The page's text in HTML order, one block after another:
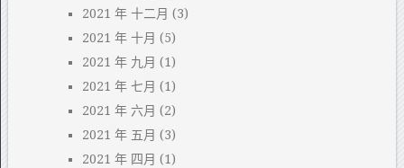
2021 年 十二月 (3)
2021 年 十月 (5)
2021 年 九月 (1)
2021 年 七月 (1)
2021 年 六月 (2)
2021 年 五月 (3)
2021 年 四月 (1)